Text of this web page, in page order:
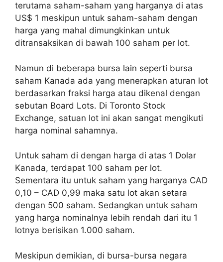
terutama saham-saham yang harganya di atas
US$ 1 meskipun untuk saham-saham dengan
harga yang mahal dimungkinkan untuk
ditransaksikan di bawah 100 saham per lot.
Namun di beberapa bursa lain seperti bursa
saham Kanada ada yang menerapkan aturan lot
berdasarkan fraksi harga atau dikenal dengan
sebutan Board Lots. Di Toronto Stock
Exchange, satuan lot ini akan sangat mengikuti
harga nominal sahamnya.
Untuk saham di dengan harga di atas 1 Dolar
Kanada, terdapat 100 saham per lot.
Sementara itu untuk saham yang harganya CAD
0,10 – CAD 0,99 maka satu lot akan setara
dengan 500 saham. Sedangkan untuk saham
yang harga nominalnya lebih rendah dari itu 1
lotnya berisikan 1.000 saham.
Meskipun demikian, di bursa-bursa negara